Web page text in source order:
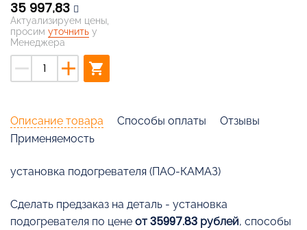
35 997,83
Актуализируем цены,
просим уточнить у
Менеджера
remove add shopping_cart
Описание товара Способы оплаты
Отзывы
Применяемость
установка подогревателя (ПАО-КАМАЗ)
Cделать предзаказ на деталь - установка
подогревателя по цене от 35997.83 рублей, способы